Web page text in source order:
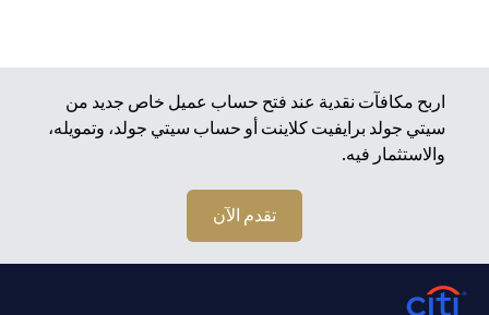
اربح مكافآت نقدية عند فتح حساب عميل خاص جديد من
سيتي جولد برايفيت كلاينت أو حساب سيتي جولد، وتمويله،
والاستثمار فيه.
تقدم الآن